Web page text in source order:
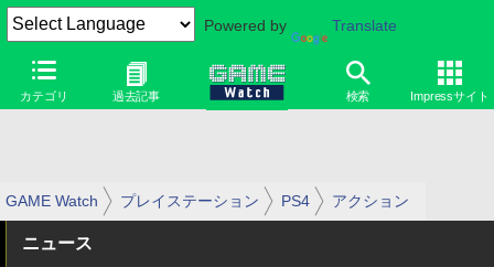
Powered by Translate
カテゴリ 過去記事 検索 Impressサイト
GAME Watch プレイステーション PS4 アクション
ニュース